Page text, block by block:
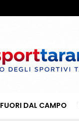
FUORI DAL CAMPO